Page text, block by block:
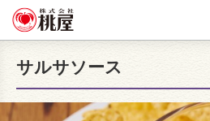
サルサソース